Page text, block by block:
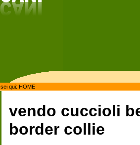
sei qui: HOME
vendo cuccioli
border collie